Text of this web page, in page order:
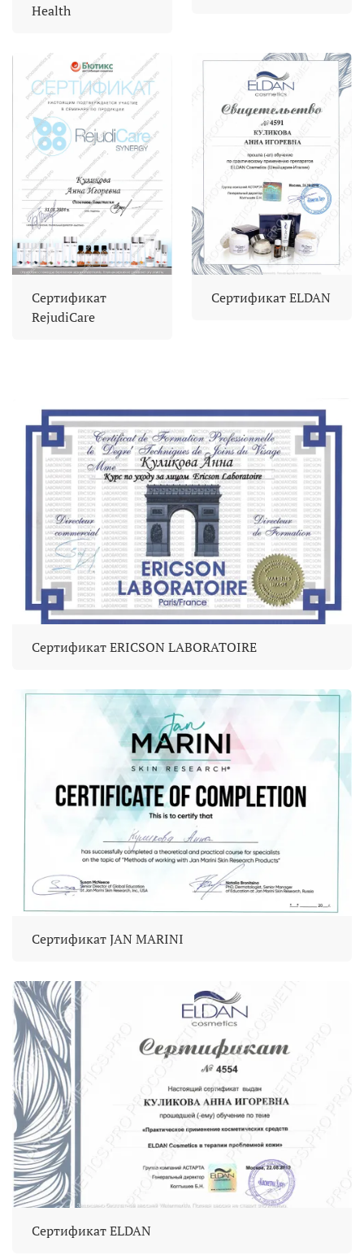
Health
Сертификат
RejudiCare
Сертификат ELDAN
Сертификат ERICSON LABORATOIRE
Сертификат JAN MARINI
Сертификат ELDAN